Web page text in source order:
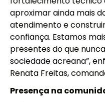
aproximar ainda mais
atendimento e
confiança. Estamos
presentes do que
sociedade acreana”,
Renata Freitas,
Presença na